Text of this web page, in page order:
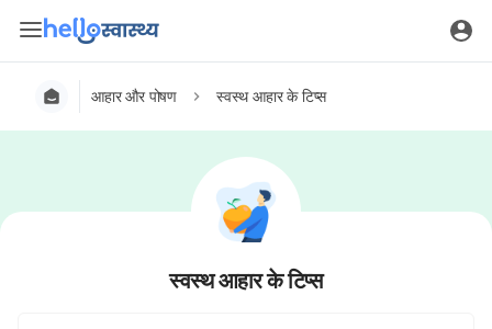
आहार और पोषण स्वस्थ आहार के टिप्स
स्वस्थ आहार के टिप्स